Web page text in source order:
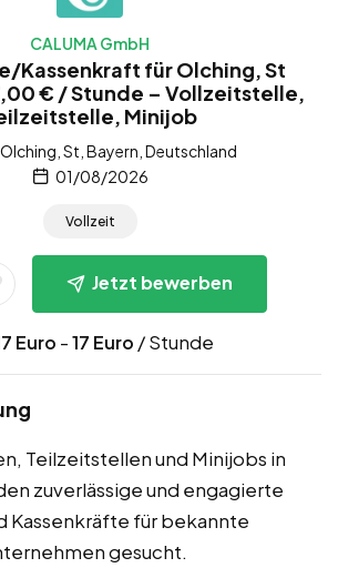
CALUMA GmbH
Kassenkraft für Olching, St
€ / Stunde – Vollzeitstelle,
Minijob
St, Bayern, Deutschland
01/08/2026
Vollzeit
Jetzt bewerben
Euro -17 Euro / Stunde
Teilzeitstellen und Minijobs in
zuverlässige und engagierte
Kassenkräfte für bekannte
gesucht.